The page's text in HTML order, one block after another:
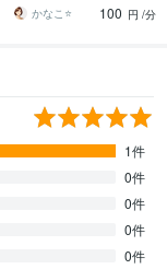
たと一緒に考えます
かなこ⭐️
100 円 /分
1件
0件
0件
0件
0件